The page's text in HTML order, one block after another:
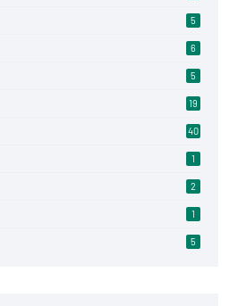
5
6
5
19
40
1
2
1
5